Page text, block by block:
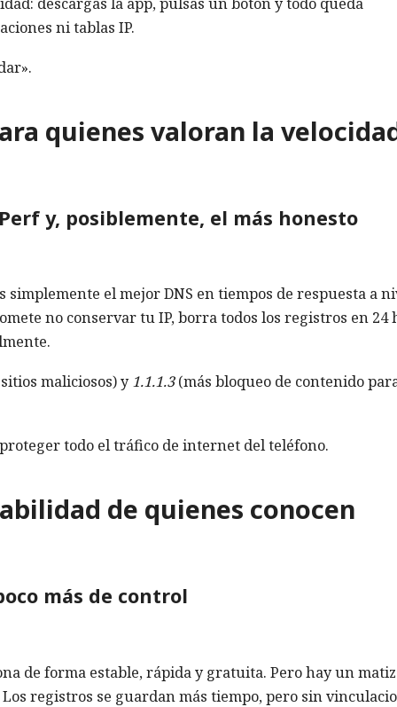
ni tablas IP.
quienes valoran la
y, posiblemente, el más honesto
simplemente el mejor DNS en tiempos de respuesta a
no conservar tu IP, borra todos los registros en 24
maliciosos) y1.1.1.3(más bloqueo de contenido
todo el tráfico de internet del teléfono.
de quienes conocen
más de control
de forma estable, rápida y gratuita. Pero hay un
registros se guardan más tiempo, pero sin